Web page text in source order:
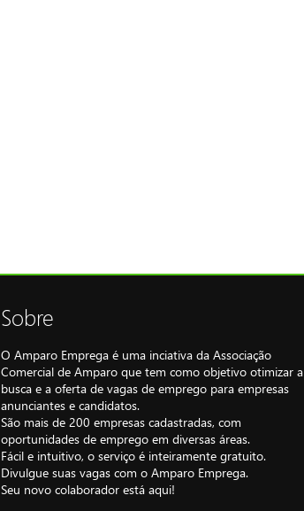
Sobre
O Amparo Emprega é uma inciativa da Associação
Comercial de Amparo que tem como objetivo otimizar a
busca e a oferta de vagas de emprego para empresas
anunciantes e candidatos.
São mais de 200 empresas cadastradas, com
oportunidades de emprego em diversas áreas.
Fácil e intuitivo, o serviço é inteiramente gratuito.
Divulgue suas vagas com o Amparo Emprega.
Seu novo colaborador está aqui!